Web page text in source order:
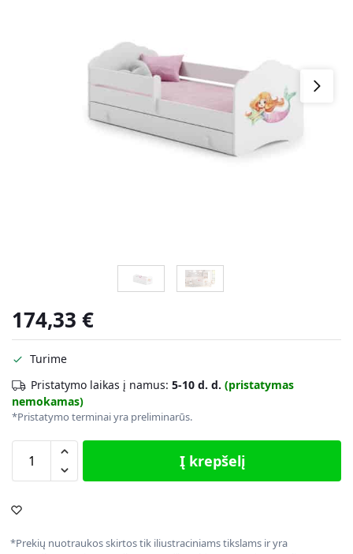
174,33 €
Turime
Pristatymo laikas į namus: 5-10 d. d. (pristatymas
nemokamas)
*Pristatymo terminai yra preliminarūs.
Į krepšelį
*Prekių nuotraukos skirtos tik iliustraciniams tikslams ir yra